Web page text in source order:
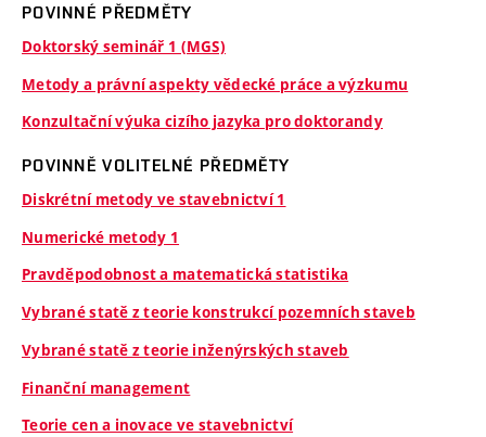
POVINNÉ PŘEDMĚTY
Doktorský seminář 1 (MGS)
Metody a právní aspekty vědecké práce a výzkumu
Konzultační výuka cizího jazyka pro doktorandy
POVINNĚ VOLITELNÉ PŘEDMĚTY
Diskrétní metody ve stavebnictví 1
Numerické metody 1
Pravděpodobnost a matematická statistika
Vybrané statě z teorie konstrukcí pozemních staveb
Vybrané statě z teorie inženýrských staveb
Finanční management
Teorie cen a inovace ve stavebnictví